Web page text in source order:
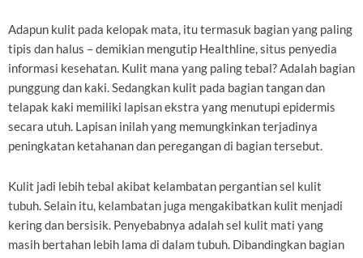
Adapun kulit pada kelopak mata, itu termasuk bagian yang paling
tipis dan halus – demikian mengutip Healthline, situs penyedia
informasi kesehatan. Kulit mana yang paling tebal? Adalah bagian
punggung dan kaki. Sedangkan kulit pada bagian tangan dan
telapak kaki memiliki lapisan ekstra yang menutupi epidermis
secara utuh. Lapisan inilah yang memungkinkan terjadinya
peningkatan ketahanan dan peregangan di bagian tersebut.
Kulit jadi lebih tebal akibat kelambatan pergantian sel kulit
tubuh. Selain itu, kelambatan juga mengakibatkan kulit menjadi
kering dan bersisik. Penyebabnya adalah sel kulit mati yang
masih bertahan lebih lama di dalam tubuh. Dibandingkan bagian